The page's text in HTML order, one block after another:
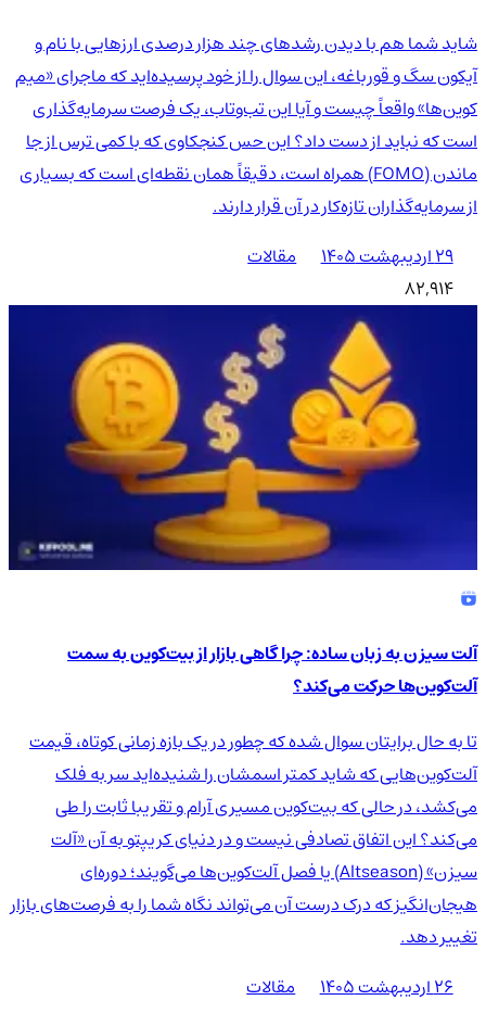
شاید شما هم با دیدن رشدهای چند هزار درصدی ارزهایی با نام و
آیکون سگ و قورباغه، این سوال را از خود پرسیده‌اید که ماجرای «میم
کوین‌ها» واقعاً چیست و آیا این تب‌وتاب، یک فرصت سرمایه‌گذاری
است که نباید از دست داد؟ این حس کنجکاوی که با کمی ترس از جا
ماندن (FOMO) همراه است، دقیقاً همان نقطه‌ای است که بسیاری
از سرمایه‌گذاران تازه‌کار در آن قرار دارند.
۲۹ اردیبهشت ۱۴۰۵
مقالات
82,914
آلت سیزن به زبان ساده: چرا گاهی بازار از بیت‌کوین به سمت
آلت‌کوین‌ها حرکت می‌کند؟
تا به حال برایتان سوال شده که چطور در یک بازه زمانی کوتاه، قیمت
آلت‌کوین‌هایی که شاید کمتر اسمشان را شنیده‌اید سر به فلک
می‌کشد، در حالی که بیت‌کوین مسیری آرام و تقریبا ثابت را طی
می‌کند؟ این اتفاق تصادفی نیست و در دنیای کریپتو به آن «آلت
سیزن» (Altseason) یا فصل آلت‌کوین‌ها می‌گویند؛ دوره‌ای
هیجان‌انگیز که درک درست آن می‌تواند نگاه شما را به فرصت‌های بازار
تغییر دهد.
۲۶ اردیبهشت ۱۴۰۵
مقالات